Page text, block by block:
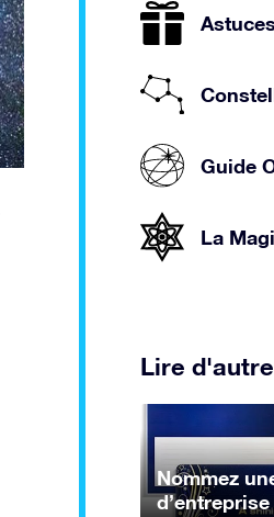
Guide
La
Lire
Nommez
d’entreprise